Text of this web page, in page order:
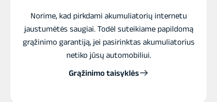
Norime, kad pirkdami akumuliatorių internetu
jaustumėtės saugiai. Todėl suteikiame papildomą
grąžinimo garantiją, jei pasirinktas akumuliatorius
netiko jūsų automobiliui.
Grąžinimo taisyklės